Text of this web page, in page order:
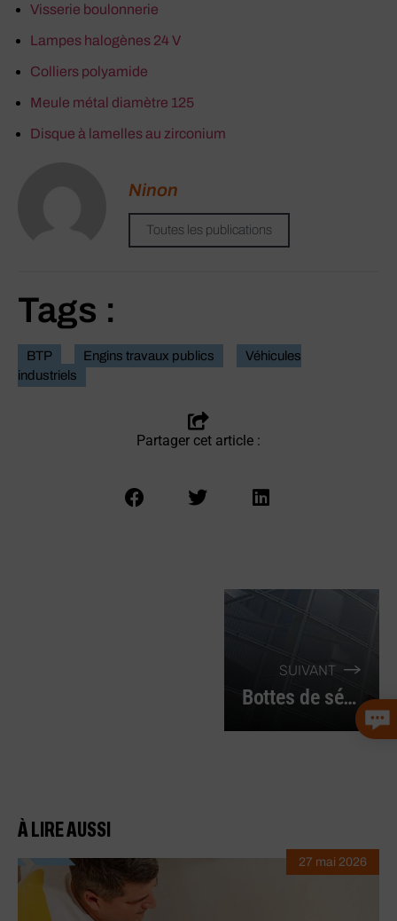
Visserie boulonnerie
Lampes halogènes 24 V
Colliers polyamide
Meule métal diamètre 125
Disque à lamelles au zirconium
Ninon
Toutes les publications
Tags :
BTP Engins travaux publics
Véhicules
industriels
Partager cet article :
SUIVANT
Bottes de sécurité : les avantages sur un chantier
À LIRE AUSSI
27 mai 2026